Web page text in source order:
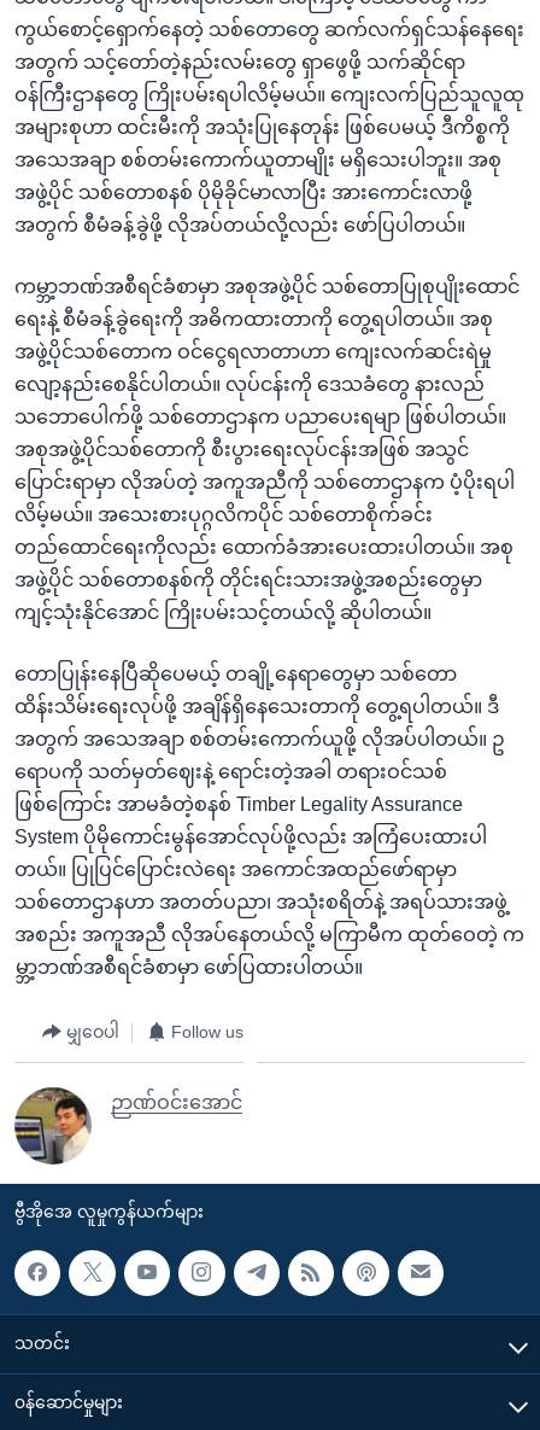
ကွယ်စောင့်ရှောက်နေတဲ့ သစ်တောတွေ ဆက်လက်ရှင်သန်နေရေး
အတွက် သင့်တော်တဲ့နည်းလမ်းတွေ ရှာဖွေဖို့ သက်ဆိုင်ရာ
ဝန်ကြီးဌာနတွေ ကြိုးပမ်းရပါလိမ့်မယ်။ ကျေးလက်ပြည်သူလူထု
အများစုဟာ ထင်းမီးကို အသုံးပြုနေတုန်း ဖြစ်ပေမယ့် ဒီကိစ္စကို
အသေအချာ စစ်တမ်းကောက်ယူတာမျိုး မရှိသေးပါဘူး။ အစု
အဖွဲ့ပိုင် သစ်တောစနစ် ပိုမိုခိုင်မာလာပြီး အားကောင်းလာဖို့
အတွက် စီမံခန့်ခွဲဖို့ လိုအပ်တယ်လို့လည်း ဖော်ပြပါတယ်။
ကမ္ဘာ့ဘဏ်အစီရင်ခံစာမှာ အစုအဖွဲ့ပိုင် သစ်တောပြုစုပျိုးထောင်
ရေးနဲ့ စီမံခန့်ခွဲရေးကို အဓိကထားတာကို တွေ့ရပါတယ်။ အစု
အဖွဲ့ပိုင်သစ်တောက ဝင်ငွေရလာတာဟာ ကျေးလက်ဆင်းရဲမှု
လျော့နည်းစေနိုင်ပါတယ်။ လုပ်ငန်းကို ဒေသခံတွေ နားလည်
သဘောပေါက်ဖို့ သစ်တောဌာနက ပညာပေးရမျာ ဖြစ်ပါတယ်။
အစုအဖွဲ့ပိုင်သစ်တောကို စီးပွားရေးလုပ်ငန်းအဖြစ် အသွင်
ပြောင်းရာမှာ လိုအပ်တဲ့ အကူအညီကို သစ်တောဌာနက ပံ့ပိုးရပါ
လိမ့်မယ်။ အသေးစားပုဂ္ဂလိကပိုင် သစ်တောစိုက်ခင်း
တည်ထောင်ရေးကိုလည်း ထောက်ခံအားပေးထားပါတယ်။ အစု
အဖွဲ့ပိုင် သစ်တောစနစ်ကို တိုင်းရင်းသားအဖွဲ့အစည်းတွေမှာ
ကျင့်သုံးနိုင်အောင် ကြိုးပမ်းသင့်တယ်လို့ ဆိုပါတယ်။
တောပြုန်းနေပြီဆိုပေမယ့် တချို့နေရာတွေမှာ သစ်တော
ထိန်းသိမ်းရေးလုပ်ဖို့ အချိန်ရှိနေသေးတာကို တွေ့ရပါတယ်။ ဒီ
အတွက် အသေအချာ စစ်တမ်းကောက်ယူဖို့ လိုအပ်ပါတယ်။ ဥ
ရောပကို သတ်မှတ်ဈေးနဲ့ ရောင်းတဲ့အခါ တရားဝင်သစ်
ဖြစ်ကြောင်း အာမခံတဲ့စနစ် Timber Legality Assurance
System ပိုမိုကောင်းမွန်အောင်လုပ်ဖို့လည်း အကြံပေးထားပါ
တယ်။ ပြုပြင်ပြောင်းလဲရေး အကောင်အထည်ဖော်ရာမှာ
သစ်တောဌာနဟာ အတတ်ပညာ၊ အသုံးစရိတ်နဲ့ အရပ်သားအဖွဲ့
အစည်း အကူအညီ လိုအပ်နေတယ်လို့ မကြာမီက ထုတ်ဝေတဲ့ က
မ္ဘာ့ဘဏ်အစီရင်ခံစာမှာ ဖော်ပြထားပါတယ်။
မျှဝေပါ Follow us
ဉာဏ်ဝင်းအောင်
ဗွီအိုအေ လူမှုကွန်ယက်များ
သတင်း
၀န်ဆောင်မှုများ